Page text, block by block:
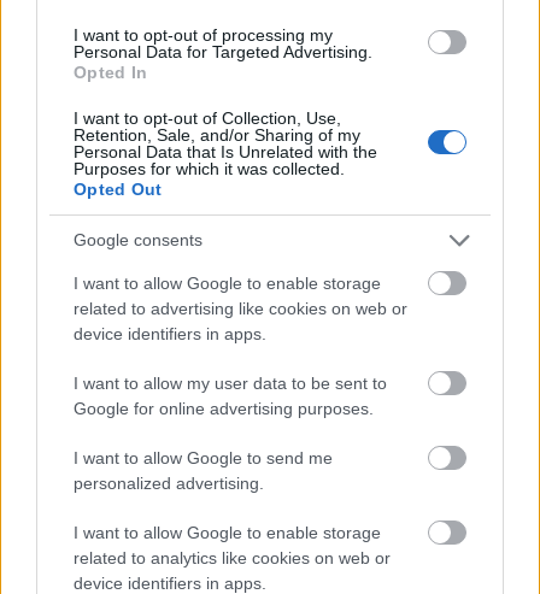
I want to opt-out of processing my
Personal Data for Targeted Advertising.
Opted In
I want to opt-out of Collection, Use,
Retention, Sale, and/or Sharing of my
Personal Data that Is Unrelated with the
Purposes for which it was collected.
Opted Out
Google consents
I want to allow Google to enable storage
related to advertising like cookies on web or
device identifiers in apps.
I want to allow my user data to be sent to
Google for online advertising purposes.
I want to allow Google to send me
personalized advertising.
I want to allow Google to enable storage
related to analytics like cookies on web or
device identifiers in apps.
Kamelotbejelentette az őszi európai turnéját,
amelynek egyik kiemelt állomása 2026. november
14-én lesz, a budapestiBarba Negra falai között. ...
Súlyos betegséggel küzd a Lacrimosa